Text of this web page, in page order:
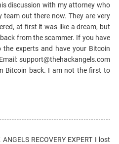
discussion with my attorney who
team out there now. They are very
at first it was like a dream, but
from the scammer. If you have
experts and have your Bitcoin
support@thehackangels.com
Bitcoin back. I am not the first to
RECOVERY EXPERT I lost